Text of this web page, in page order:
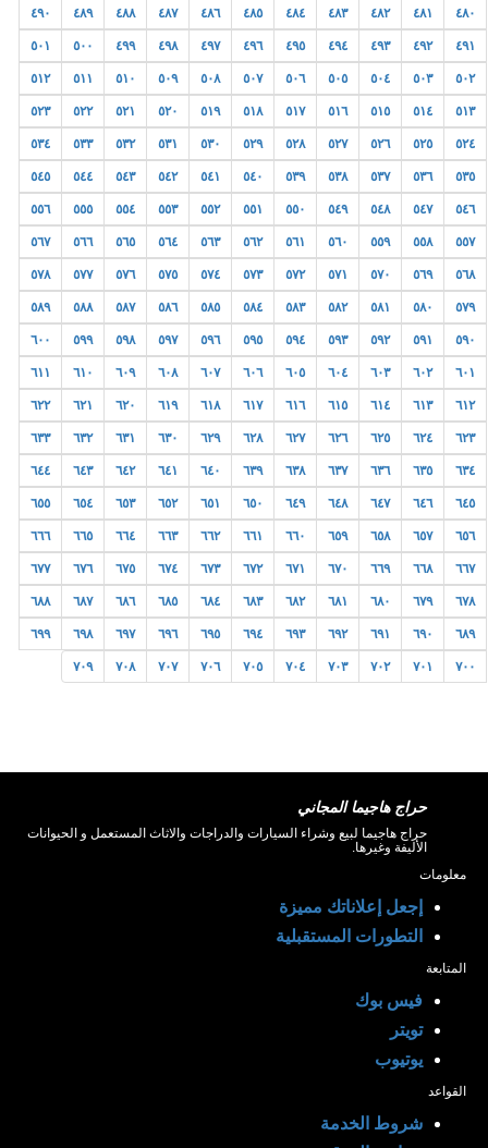
٤٨٠ ٤٨١ ٤٨٢ ٤٨٣ ٤٨٤ ٤٨٥ ٤٨٦ ٤٨٧ ٤٨٨ ٤٨٩ ٤٩٠
٤٩١ ٤٩٢ ٤٩٣ ٤٩٤ ٤٩٥ ٤٩٦ ٤٩٧ ٤٩٨ ٤٩٩ ٥٠٠ ٥٠١
٥٠٢ ٥٠٣ ٥٠٤ ٥٠٥ ٥٠٦ ٥٠٧ ٥٠٨ ٥٠٩ ٥١٠ ٥١١ ٥١٢
٥١٣ ٥١٤ ٥١٥ ٥١٦ ٥١٧ ٥١٨ ٥١٩ ٥٢٠ ٥٢١ ٥٢٢ ٥٢٣
٥٢٤ ٥٢٥ ٥٢٦ ٥٢٧ ٥٢٨ ٥٢٩ ٥٣٠ ٥٣١ ٥٣٢ ٥٣٣ ٥٣٤
٥٣٥ ٥٣٦ ٥٣٧ ٥٣٨ ٥٣٩ ٥٤٠ ٥٤١ ٥٤٢ ٥٤٣ ٥٤٤ ٥٤٥
٥٤٦ ٥٤٧ ٥٤٨ ٥٤٩ ٥٥٠ ٥٥١ ٥٥٢ ٥٥٣ ٥٥٤ ٥٥٥ ٥٥٦
٥٥٧ ٥٥٨ ٥٥٩ ٥٦٠ ٥٦١ ٥٦٢ ٥٦٣ ٥٦٤ ٥٦٥ ٥٦٦ ٥٦٧
٥٦٨ ٥٦٩ ٥٧٠ ٥٧١ ٥٧٢ ٥٧٣ ٥٧٤ ٥٧٥ ٥٧٦ ٥٧٧ ٥٧٨
٥٧٩ ٥٨٠ ٥٨١ ٥٨٢ ٥٨٣ ٥٨٤ ٥٨٥ ٥٨٦ ٥٨٧ ٥٨٨ ٥٨٩
٥٩٠ ٥٩١ ٥٩٢ ٥٩٣ ٥٩٤ ٥٩٥ ٥٩٦ ٥٩٧ ٥٩٨ ٥٩٩ ٦٠٠
٦٠١ ٦٠٢ ٦٠٣ ٦٠٤ ٦٠٥ ٦٠٦ ٦٠٧ ٦٠٨ ٦٠٩ ٦١٠ ٦١١
٦١٢ ٦١٣ ٦١٤ ٦١٥ ٦١٦ ٦١٧ ٦١٨ ٦١٩ ٦٢٠ ٦٢١ ٦٢٢
٦٢٣ ٦٢٤ ٦٢٥ ٦٢٦ ٦٢٧ ٦٢٨ ٦٢٩ ٦٣٠ ٦٣١ ٦٣٢ ٦٣٣
٦٣٤ ٦٣٥ ٦٣٦ ٦٣٧ ٦٣٨ ٦٣٩ ٦٤٠ ٦٤١ ٦٤٢ ٦٤٣ ٦٤٤
٦٤٥ ٦٤٦ ٦٤٧ ٦٤٨ ٦٤٩ ٦٥٠ ٦٥١ ٦٥٢ ٦٥٣ ٦٥٤ ٦٥٥
٦٥٦ ٦٥٧ ٦٥٨ ٦٥٩ ٦٦٠ ٦٦١ ٦٦٢ ٦٦٣ ٦٦٤ ٦٦٥ ٦٦٦
٦٦٧ ٦٦٨ ٦٦٩ ٦٧٠ ٦٧١ ٦٧٢ ٦٧٣ ٦٧٤ ٦٧٥ ٦٧٦ ٦٧٧
٦٧٨ ٦٧٩ ٦٨٠ ٦٨١ ٦٨٢ ٦٨٣ ٦٨٤ ٦٨٥ ٦٨٦ ٦٨٧ ٦٨٨
٦٨٩ ٦٩٠ ٦٩١ ٦٩٢ ٦٩٣ ٦٩٤ ٦٩٥ ٦٩٦ ٦٩٧ ٦٩٨ ٦٩٩
٧٠٠ ٧٠١ ٧٠٢ ٧٠٣ ٧٠٤ ٧٠٥ ٧٠٦ ٧٠٧ ٧٠٨ ٧٠٩
حراج هاجيما المجاني
حراج هاجيما لبيع وشراء السيارات والدراجات والاثاث المستعمل و الحيوانات
الأليفة وغيرها.
معلومات
إجعل إعلاناتك مميزة
التطورات المستقبلية
المتابعة
فيس بوك
تويتر
يوتيوب
القواعد
شروط الخدمة